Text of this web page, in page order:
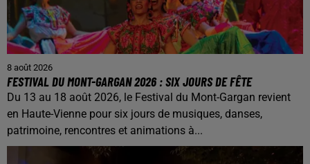
8 août 2026
FESTIVAL DU MONT-GARGAN 2026 : SIX JOURS DE FÊTE
Du 13 au 18 août 2026, le Festival du Mont-Gargan revient
en Haute-Vienne pour six jours de musiques, danses,
patrimoine, rencontres et animations à...